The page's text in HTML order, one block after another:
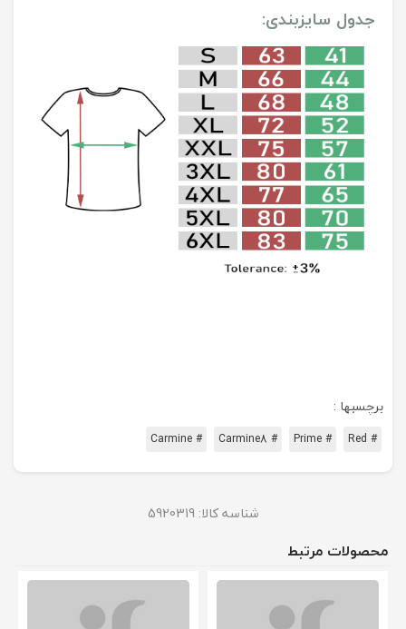
جدول سایزبندی:
برچسبها :
# Red
# Prime
# Carmine8
# Carmine
شناسه کالا: 5920319
محصولات مرتبط